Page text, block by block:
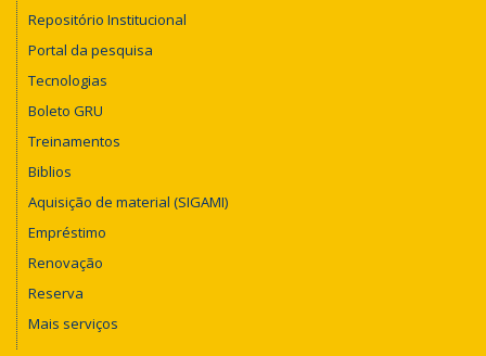
Repositório Institucional
Portal da pesquisa
Tecnologias
Boleto GRU
Treinamentos
Biblios
Aquisição de material (SIGAMI)
Empréstimo
Renovação
Reserva
Mais serviços